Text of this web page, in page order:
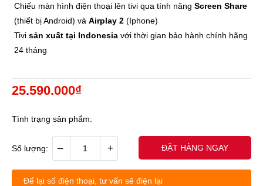
Chiếu màn hình điện thoại lên tivi qua tính năng Screen Share
(thiết bị Android) và Airplay 2 (Iphone)
Tivi sản xuất tại Indonesia với thời gian bảo hành chính hãng
24 tháng
25.590.000₫
Tình trạng sản phẩm:
Số lượng: – + ĐẶT HÀNG NGAY
Để lại số điện thoại, tư vấn sẽ điện lại